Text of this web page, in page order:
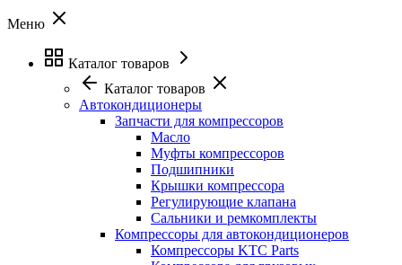
Меню
Каталог товаров
Каталог товаров
Автокондиционеры
Запчасти для компрессоров
Масло
Муфты компрессоров
Подшипники
Крышки компрессора
Регулирующие клапана
Сальники и ремкомплекты
Компрессоры для автокондиционеров
Компрессоры KTC Parts